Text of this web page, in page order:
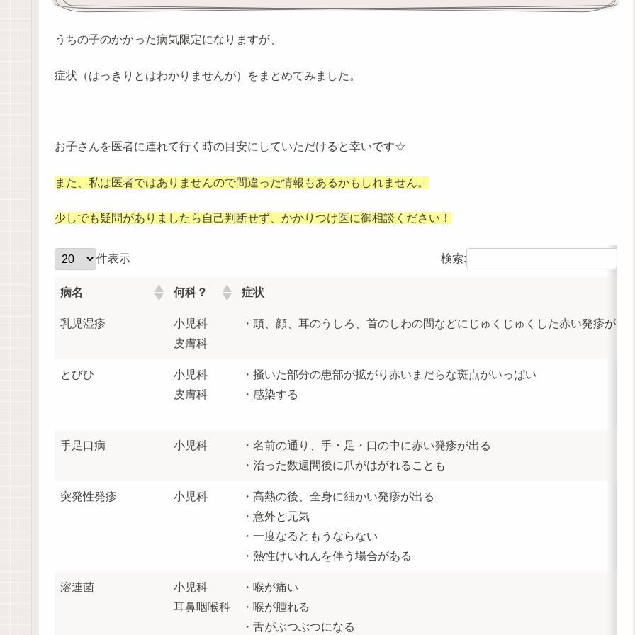
うちの子のかかった病気限定になりますが、
症状（はっきりとはわかりませんが）をまとめてみました。
お子さんを医者に連れて行く時の目安にしていただけると幸いです☆
また、私は医者ではありませんので間違った情報もあるかもしれません。
少しでも疑問がありましたら自己判断せず、かかりつけ医に御相談ください！
件表示 検索:
病名 何科？ 症状
乳児湿疹
小児科
皮膚科
・頭、顔、耳のうしろ、首のしわの間などにじゅくじゅくした赤い発疹が出る
とびひ
小児科
皮膚科
・掻いた部分の患部が拡がり赤いまだらな斑点がいっぱい
・感染する
手足口病 小児科
・名前の通り、手・足・口の中に赤い発疹が出る
・治った数週間後に爪がはがれることも
突発性発疹 小児科
・高熱の後、全身に細かい発疹が出る
・意外と元気
・一度なるともうならない
・熱性けいれんを伴う場合がある
溶連菌
小児科
耳鼻咽喉科
・喉が痛い
・喉が腫れる
・舌がぶつぶつになる